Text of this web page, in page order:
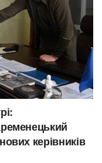
керівників